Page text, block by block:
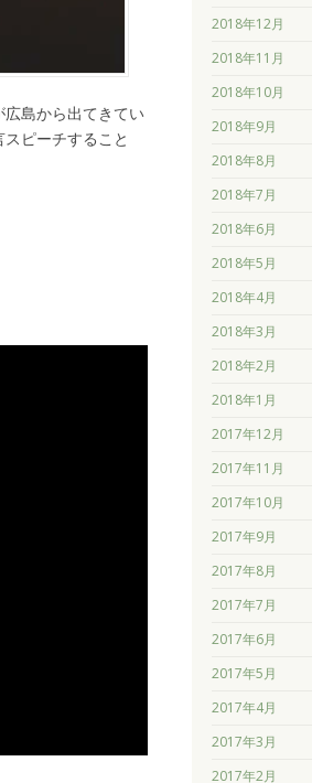
島から出てきてい
ピーチすること
2018年12月
2018年11月
2018年10月
2018年9月
2018年8月
2018年7月
2018年6月
2018年5月
2018年4月
2018年3月
2018年2月
2018年1月
2017年12月
2017年11月
2017年10月
2017年9月
2017年8月
2017年7月
2017年6月
2017年5月
2017年4月
2017年3月
2017年2月